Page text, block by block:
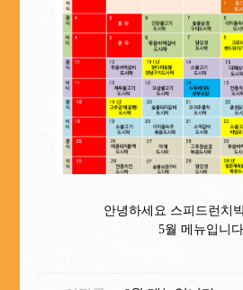
안녕하세요 스피드런치
5월 메뉴입니다